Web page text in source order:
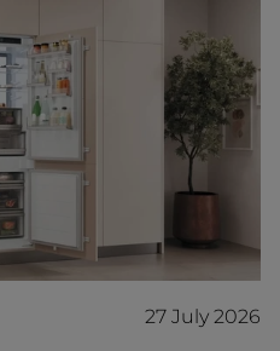
27 July 2026